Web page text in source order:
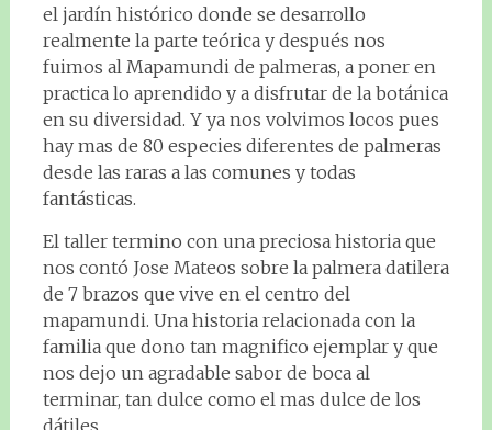
el jardín histórico donde se desarrollo
realmente la parte teórica y después nos
fuimos al Mapamundi de palmeras, a poner en
practica lo aprendido y a disfrutar de la botánica
en su diversidad. Y ya nos volvimos locos pues
hay mas de 80 especies diferentes de palmeras
desde las raras a las comunes y todas
fantásticas.
El taller termino con una preciosa historia que
nos contó Jose Mateos sobre la palmera datilera
de 7 brazos que vive en el centro del
mapamundi. Una historia relacionada con la
familia que dono tan magnifico ejemplar y que
nos dejo un agradable sabor de boca al
terminar, tan dulce como el mas dulce de los
dátiles.